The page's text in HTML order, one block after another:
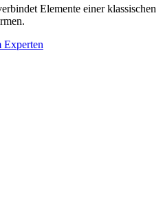
Elemente einer klassischen